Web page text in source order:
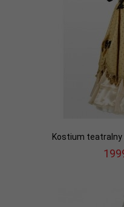
Kostium teatralny